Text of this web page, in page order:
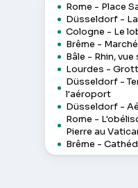
Rome - Place
Düsseldorf -
Cologne - Le
Brême - Marché
Bâle - Rhin,
Lourdes -
Düsseldorf -
l'aéroport
Düsseldorf -
Rome -
Pierre au
Brême -